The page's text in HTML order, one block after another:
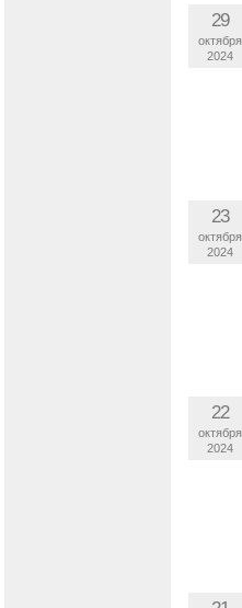
29
октября
2024
23
октября
2024
22
октября
2024